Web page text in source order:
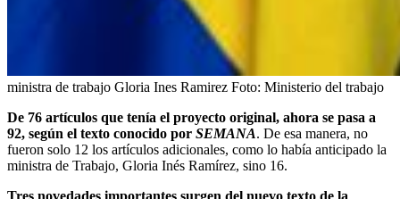
ministra de trabajo Gloria Ines Ramirez Foto: Ministerio del trabajo
De 76 artículos que tenía el proyecto original, ahora se pasa a
92, según el texto conocido por SEMANA. De esa manera, no
fueron solo 12 los artículos adicionales, como lo había anticipado la
ministra de Trabajo, Gloria Inés Ramírez, sino 16.
Tres novedades importantes surgen del nuevo texto de la